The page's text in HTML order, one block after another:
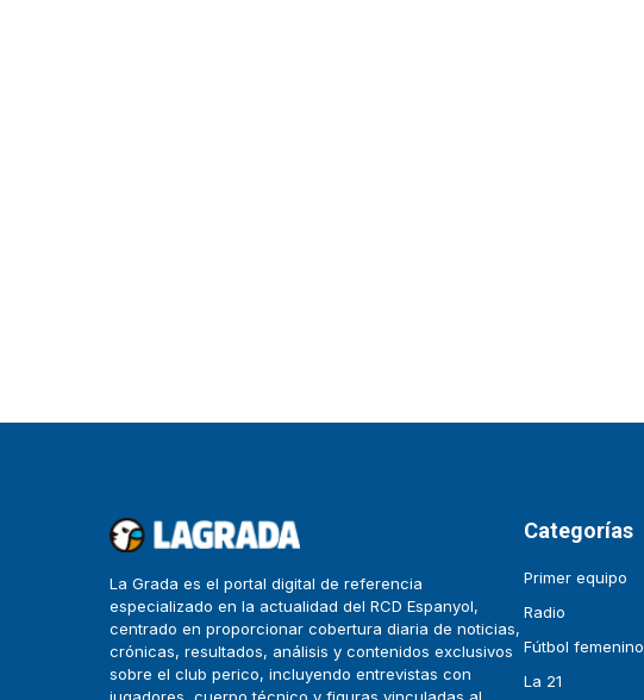
La Grada es el portal digital de referencia
especializado en la actualidad del RCD Espanyol,
centrado en proporcionar cobertura diaria de noticias,
crónicas, resultados, análisis y contenidos exclusivos
sobre el club perico, incluyendo entrevistas con
jugadores, cuerpo técnico y figuras vinculadas al
Categorías
Primer equipo
Radio
Fútbol femenino
La 21